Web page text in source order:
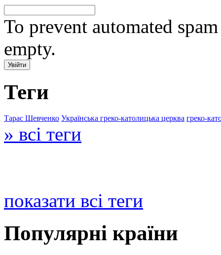
To prevent automated
empty.
Теги
Тарас Шевченко Українська греко-католицька церква греко-
» всі теги
показати всі теги
Популярні країни